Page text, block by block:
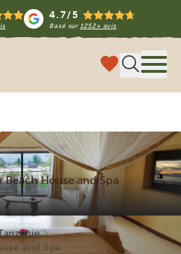
4.7/5
Basé sur1252+ avis
Beach House and Spa
and Spa